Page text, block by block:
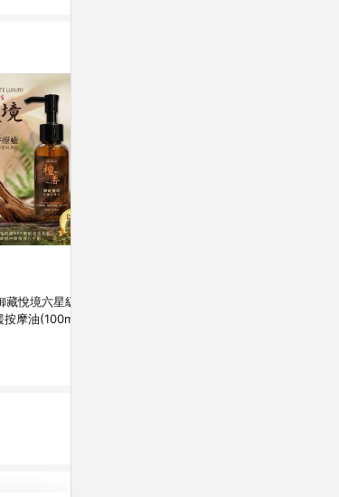
悅境六星級療
摩油(100ml)